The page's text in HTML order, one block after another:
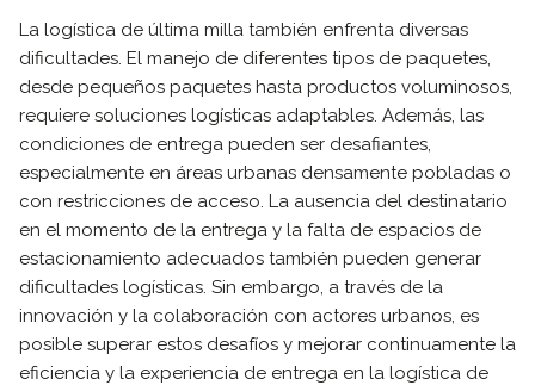
La logística de última milla también enfrenta diversas
dificultades. El manejo de diferentes tipos de paquetes,
desde pequeños paquetes hasta productos voluminosos,
requiere soluciones logísticas adaptables. Además, las
condiciones de entrega pueden ser desafiantes,
especialmente en áreas urbanas densamente pobladas o
con restricciones de acceso. La ausencia del destinatario
en el momento de la entrega y la falta de espacios de
estacionamiento adecuados también pueden generar
dificultades logísticas. Sin embargo, a través de la
innovación y la colaboración con actores urbanos, es
posible superar estos desafíos y mejorar continuamente la
eficiencia y la experiencia de entrega en la logística de